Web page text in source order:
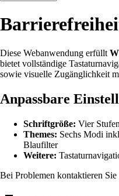
Diese Webanwendung erfüllt
bietet vollständige
sowie visuelle Zugänglichkeit
Anpassbare
Schriftgröße: Vier
Themes: Sechs Modi
Blaufilter
Weitere:
Bei Problemen kontaktieren Sie